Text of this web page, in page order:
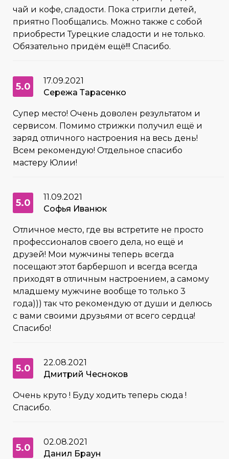
чай и кофе, сладости. Пока стригли детей,
приятно Пообщались. Можно также с собой
приобрести Турецкие сладости и не только.
Обязательно придём ещё!!! Спасибо.
5.0
17.09.2021
Сережа Тарасенко
Супер место! Очень доволен результатом и
сервисом. Помимо стрижки получил ещё и
заряд отличного настроения на весь день!
Всем рекомендую! Отдельное спасибо
мастеру Юлии!
5.0
11.09.2021
Софья Иванюк
Отличное место, где вы встретите не просто
профессионалов своего дела, но ещё и
друзей! Мои мужчины теперь всегда
посещают этот барбершоп и всегда всегда
приходят в отличным настроением, а самому
младшему мужчине вообще то только 3
года))) так что рекомендую от души и делюсь
с вами своими друзьями от всего сердца!
Спасибо!
5.0
22.08.2021
Дмитрий Чесноков
Очень круто ! Буду ходить теперь сюда !
Спасибо.
5.0
02.08.2021
Данил Браун